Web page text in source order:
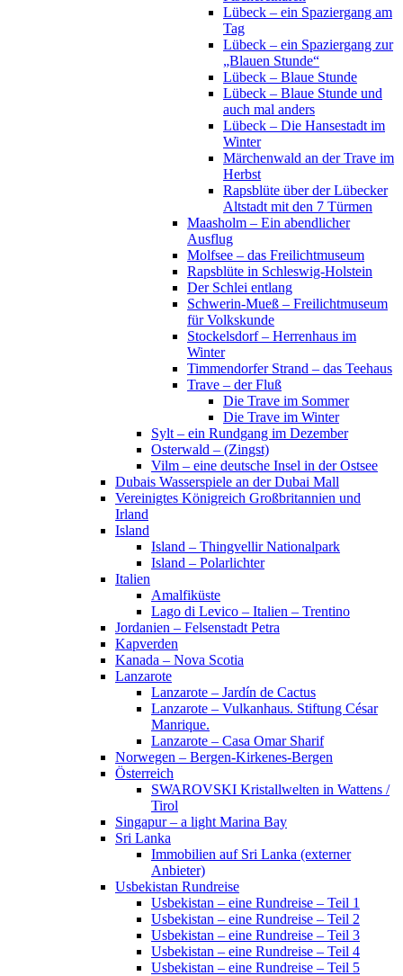
Lübeck – ein Spaziergang am
Tag
Lübeck – ein Spaziergang zur
„Blauen Stunde“
Lübeck – Blaue Stunde
Lübeck – Blaue Stunde und
auch mal anders
Lübeck – Die Hansestadt im
Winter
Märchenwald an der Trave im
Herbst
Rapsblüte über der Lübecker
Altstadt mit den 7 Türmen
Maasholm – Ein abendlicher
Ausflug
Molfsee – das Freilichtmuseum
Rapsblüte in Schleswig-Holstein
Der Schlei entlang
Schwerin-Mueß – Freilichtmuseum
für Volkskunde
Stockelsdorf – Herrenhaus im
Winter
Timmendorfer Strand – das Teehaus
Trave – der Fluß
Die Trave im Sommer
Die Trave im Winter
Sylt – ein Rundgang im Dezember
Osterwald – (Zingst)
Vilm – eine deutsche Insel in der Ostsee
Dubais Wasserspiele an der Dubai Mall
Vereinigtes Königreich Großbritannien und
Irland
Island
Island – Thingvellir Nationalpark
Island – Polarlichter
Italien
Amalfiküste
Lago di Levico – Italien – Trentino
Jordanien – Felsenstadt Petra
Kapverden
Kanada – Nova Scotia
Lanzarote
Lanzarote – Jardín de Cactus
Lanzarote – Vulkanhaus. Stiftung César
Manrique.
Lanzarote – Casa Omar Sharif
Norwegen – Bergen-Kirkenes-Bergen
Österreich
SWAROVSKI Kristallwelten in Wattens /
Tirol
Singapur – a light Marina Bay
Sri Lanka
Immobilien auf Sri Lanka (externer
Anbieter)
Usbekistan Rundreise
Usbekistan – eine Rundreise – Teil 1
Usbekistan – eine Rundreise – Teil 2
Usbekistan – eine Rundreise – Teil 3
Usbekistan – eine Rundreise – Teil 4
Usbekistan – eine Rundreise – Teil 5